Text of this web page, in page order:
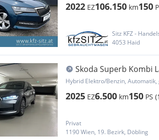
2022 EZ106.150 km150
Sitz KFZ -
4053 Haid
Skoda Superb Kombi
Hybrid Elektro/Benzin,
2025 EZ6.500 km150 PS
Privat
1190 Wien, 19. Bezirk, Döbling